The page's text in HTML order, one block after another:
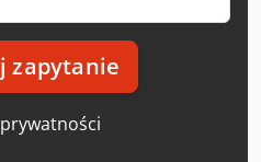
zapytanie